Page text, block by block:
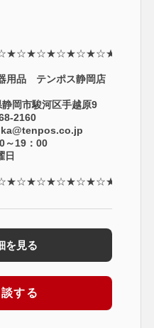
品 テンポス静岡店
駿河区手越原9
19：00
を見る
する